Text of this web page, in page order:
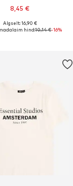
8,45 €
Algselt: 16,90 €
hind:10,14 €-16%